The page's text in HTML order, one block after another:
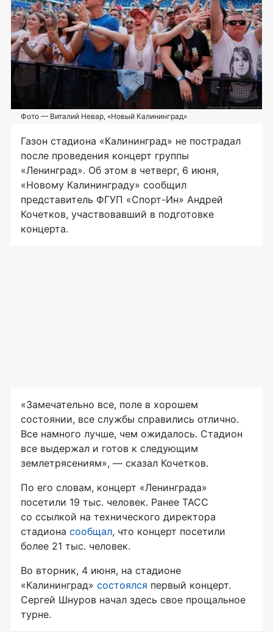
Фото — Виталий Невар, «Новый Калининград»
Газон стадиона «Калининград» не пострадал
после проведения концерт группы
«Ленинград». Об этом в четверг, 6 июня,
«Новому Калининграду» сообщил
представитель ФГУП «Спорт-Ин» Андрей
Кочетков, участвовавший в подготовке
концерта.
«Замечательно все, поле в хорошем
состоянии, все службы справились отлично.
Все намного лучше, чем ожидалось. Стадион
все выдержал и готов к следующим
землетрясениям», — сказал Кочетков.
По его словам, концерт «Ленинграда»
посетили 19 тыс. человек. Ранее ТАСС
со ссылкой на технического директора
стадиона сообщал, что концерт посетили
более 21 тыс. человек.
Во вторник, 4 июня, на стадионе
«Калининград» состоялся первый концерт.
Сергей Шнуров начал здесь свое прощальное
турне.